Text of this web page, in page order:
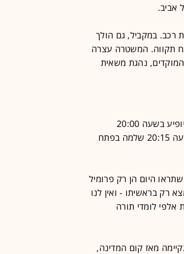
אביב.
נפצע בינוני מפגיעת רכב. במקביל, גם הולך
בפתח תקווה. המשטרה עצרה
נהגת משאית
עומר אדם יופיע בשעה 20:15 באיצטדיון רמת גן, אייל גולן יופיע בשעה 20:00
באיצטדיון בלומפילד, בעוד הזמר בן צור יופיע באיצטדיון בשעה 20:15 שלמה בפתח
"החסימות הכבדות שתראו היום הן רק פרומיל
רק בראשיתו - ואין לנו
לומדי תורה
מאז קום המדינה,